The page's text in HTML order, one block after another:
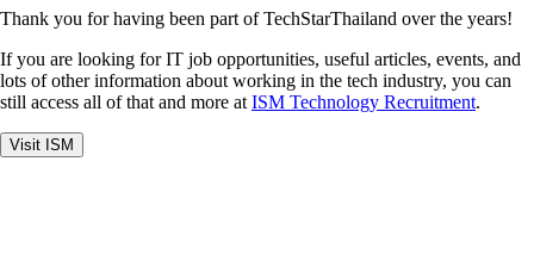
Thank you for having been part of TechStarThailand over the years!
If you are looking for IT job opportunities, useful articles, events, and
lots of other information about working in the tech industry, you can
still access all of that and more at ISM Technology Recruitment.
Visit ISM